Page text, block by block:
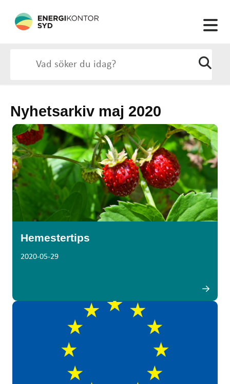
Nyhetsarkiv maj 2020
Hemestertips
2020-05-29